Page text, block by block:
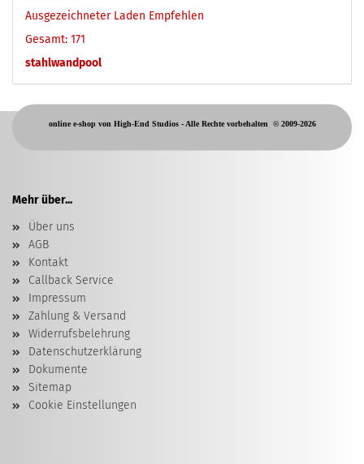
Ausgezeichneter Laden Empfehlen
Gesamt: 171
stahlwandpool
online e-shop von High-End Studios -Alle Rechte vorbehalten © 2009-2026
Mehr über...
Über uns
AGB
Kontakt
Callback Service
Impressum
Zahlung & Versand
Widerrufsbelehrung
Datenschutzerklärung
Dokumente
Sitemap
Cookie Einstellungen